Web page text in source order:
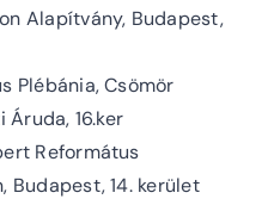
Alapítvány, Budapest,
Plébánia, Csömör
Áruda, 16.ker
Református
Budapest, 14. kerület